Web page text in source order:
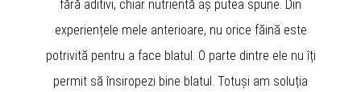
fără aditivi, chiar nutrientă aș putea spune. Din
experiențele mele anterioare, nu orice făină este
potrivită pentru a face blatul. O parte dintre ele nu îți
permit să însiropezi bine blatul. Totuși am soluția